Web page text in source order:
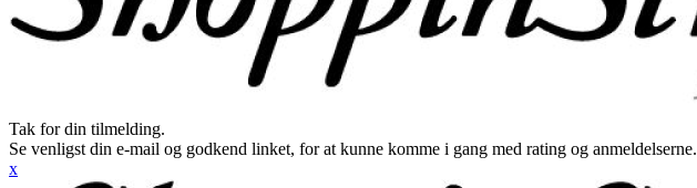
Tak for din tilmelding.
Se venligst din e-mail og godkend linket, for at kunne komme i gang med rating og anmeldelserne.
x